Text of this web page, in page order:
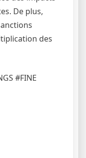
De plus,
des
#FINE